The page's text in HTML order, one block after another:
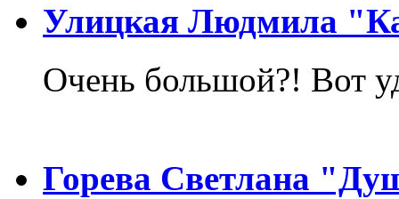
Улицкая Людмила
Очень большой?! Вот
Горева Светлана